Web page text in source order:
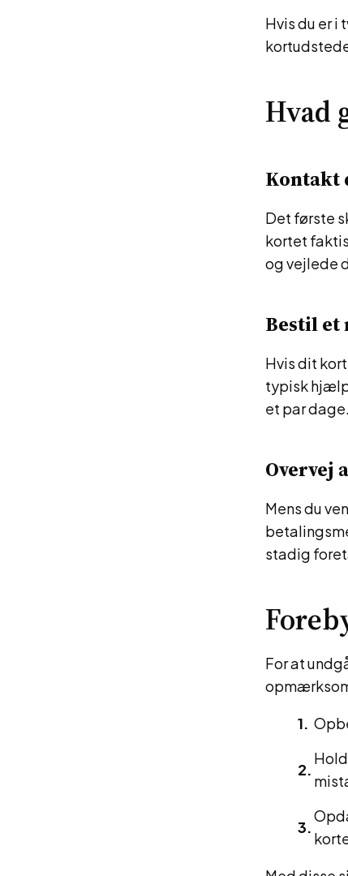
Hvis du er i
Hvad
Kontakt
Det første
kortet
og vejlede
Bestil et
Hvis dit
typisk
et par dage.
Overvej
Mens du
stadig
For at